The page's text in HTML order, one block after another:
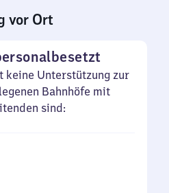
vor Ort
keine Unterstützung zur
Bahnhöfe mit
sind: